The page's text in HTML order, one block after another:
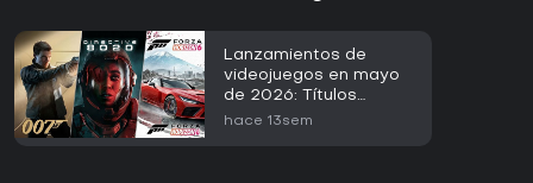
Lanzamientos de
videojuegos en mayo
de 2026: Títulos
destacados para
hace 13sem